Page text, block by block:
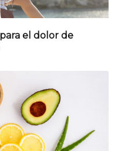
el dolor de